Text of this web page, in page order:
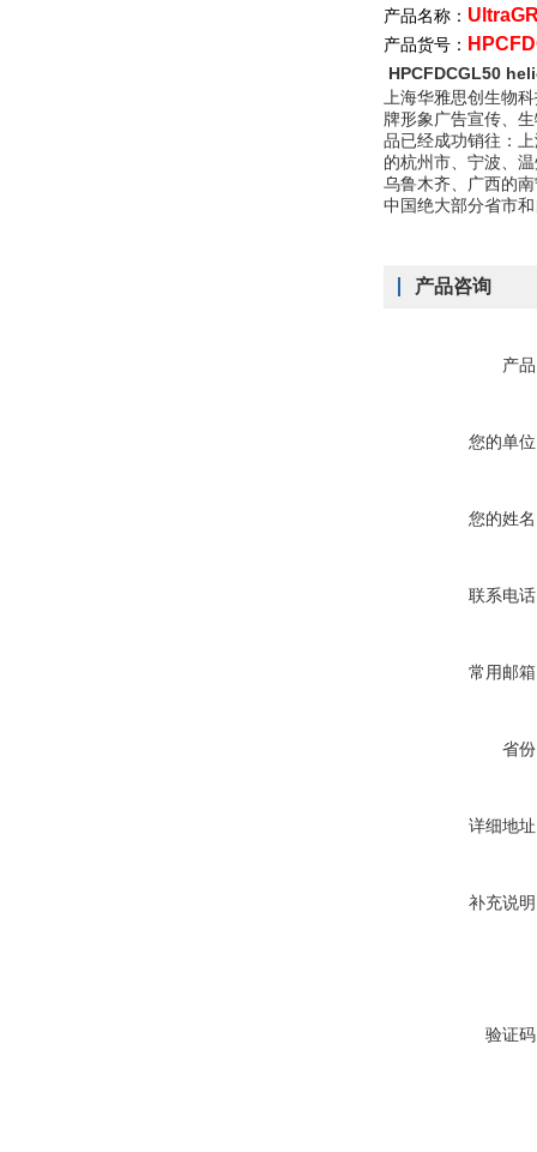
产品名称：
产品货号：
HPCFDCGL50
上海华雅思创生物
牌形象广告宣传、
品已经成功销往：
的杭州市、宁波、
乌鲁木齐、广西的
中国绝大部分省市
产品咨询
产
您的单
您的姓
联系电
常用邮
省
详细地
补充说
验证